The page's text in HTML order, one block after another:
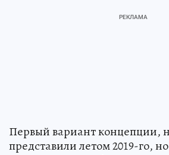
Первый вариант концепции,
представили летом 2019-го,